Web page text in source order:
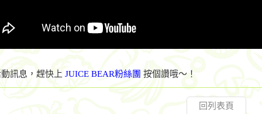
訊息，趕快上 JUICE BEAR粉絲團 按個讚哦～！
回列表頁